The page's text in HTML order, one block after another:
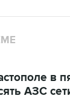
в
АЗС